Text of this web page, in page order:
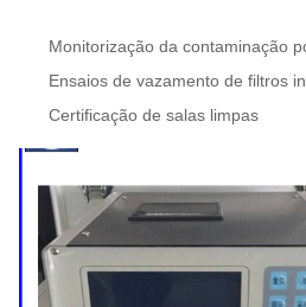
Monitorização da contaminação
Ensaios de vazamento de filtros
Certificação de salas limpas